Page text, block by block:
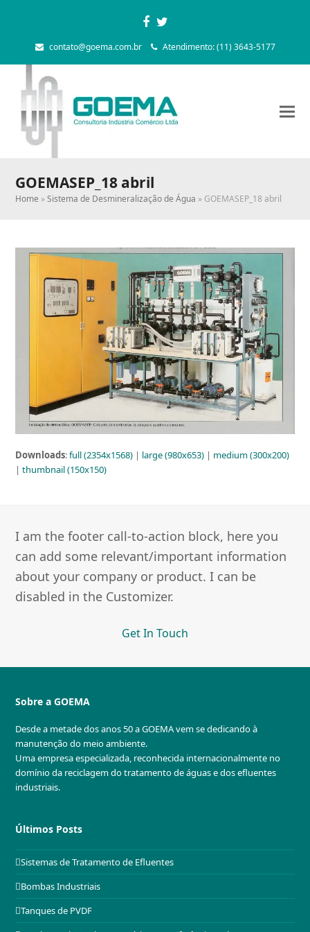
Facebook
Twitter
contato@goema.com.br Atendimento: (11) 3643-5177
GOEMASEP_18 abril
Home »Sistema de Desmineralização de Água » GOEMASEP_18 abril
Downloads:full (2354x1568) | large (980x653) | medium (300x200)
|thumbnail (150x150)
I am the footer call-to-action block, here you
can add some relevant/important information
about your company or product. I can be
disabled in the Customizer.
Get In Touch
Sobre a GOEMA
Desde a metade dos anos 50 a GOEMA vem se dedicando à
manutenção do meio ambiente.
Uma empresa especializada, reconhecida internacionalmente no
domínio da reciclagem do tratamento de águas e dos efluentes
industriais.
Últimos Posts
Sistemas de Tratamento de Efluentes
Bombas Industriais
Tanques de PVDF